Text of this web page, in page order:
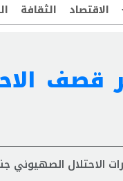
الاقتصاد الثقافة
إثر